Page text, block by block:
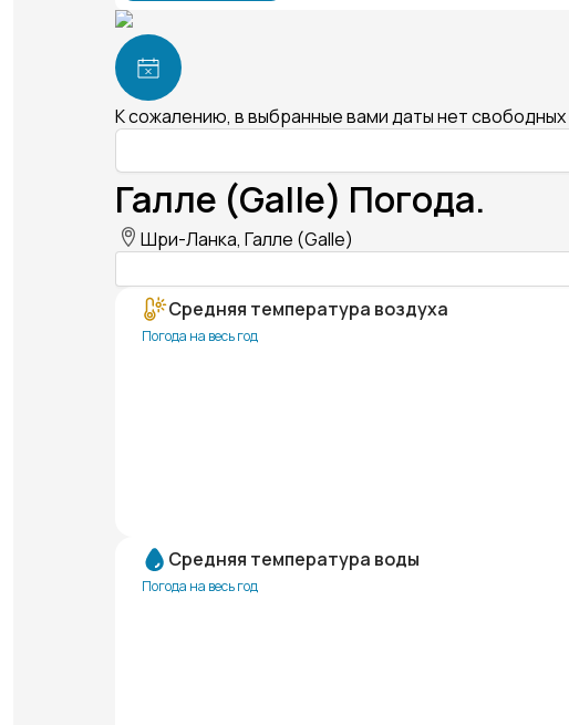
К сожалению, в выбранные вами даты нет
Галле (Galle) Погода.
Шри-Ланка, Галле (Galle)
Средняя температура воздуха
Погода на весь год
Средняя температура воды
Погода на весь год